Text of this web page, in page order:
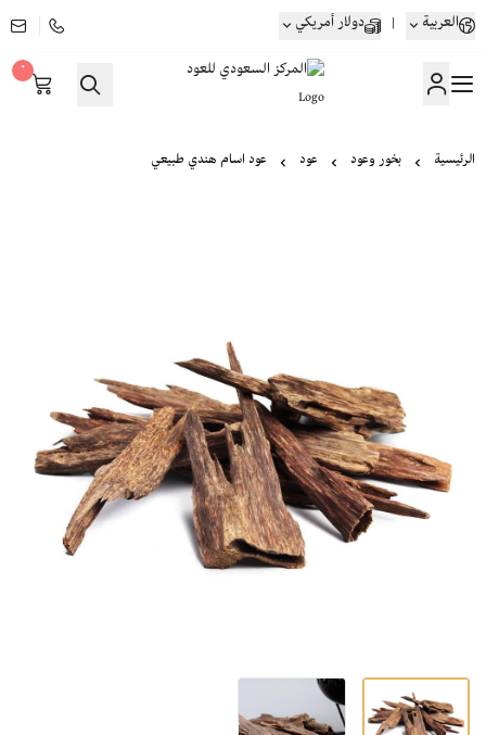
العربية | دولار أمريكي
المركز السعودي للعود
٠
الرئيسية بخور وعود عود عود اسام هندي طبيعي